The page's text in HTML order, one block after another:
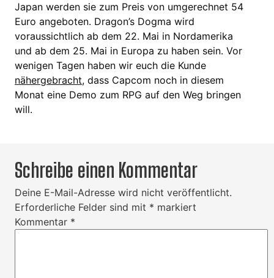
Japan werden sie zum Preis von umgerechnet 54
Euro angeboten. Dragon’s Dogma wird
voraussichtlich ab dem 22. Mai in Nordamerika
und ab dem 25. Mai in Europa zu haben sein. Vor
wenigen Tagen haben wir euch die Kunde
nähergebracht, dass Capcom noch in diesem
Monat eine Demo zum RPG auf den Weg bringen
will.
Schreibe einen Kommentar
Deine E-Mail-Adresse wird nicht veröffentlicht.
Erforderliche Felder sind mit * markiert
Kommentar *